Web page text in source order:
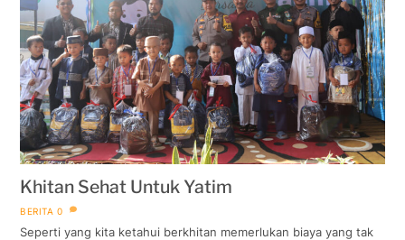
Khitan Sehat Untuk Yatim
BERITA 0
Seperti yang kita ketahui berkhitan memerlukan biaya yang tak